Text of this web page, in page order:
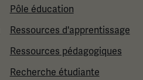
Pôle éducation
Ressources d'apprentissage
Ressources pédagogiques
Recherche étudiante